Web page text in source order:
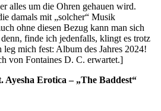
alles um die Ohren gehauen wird.
damals mit „solcher“ Musik
ohne diesen Bezug kann man sich
finde ich jedenfalls, klingt es trotz
mich fest: Album des Jahres 2024!
von Fontaines D. C. erwartet.]
Ayesha Erotica – „The Baddest“